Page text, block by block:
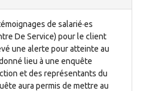
de salarié·es
De Service) pour le client
une alerte pour atteinte au
lieu à une enquête
et des représentants du
aura permis de mettre au